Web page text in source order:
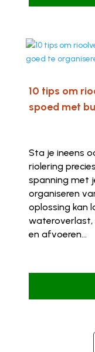
10 tips om
spoed met
Sta je ineens
riolering
spanning met
organiseren
oplossing kan
wateroverlast,
en afvoeren...